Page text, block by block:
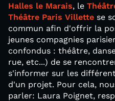
Halles le Marais, le
Théâtre Paris Villette se
commun afin d'offrir la
jeunes compagnies
confondus : théâtre,
rue, etc...) de se
s'informer sur les
d'un projet. Pour cela,
parler: Laura Poignet,